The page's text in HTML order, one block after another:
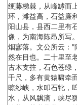
绠藤梯棘，从峰罅而
环，滩益高，石益廉
阳山县，县西二里有
像，为南海陈昂所写
烟寥落。文公所云：
然在目也。二十里至
古木支拄，石色苍绿
千尺，多有黄猿啸牵
晾纱峡，水叩石牝，
水，从风飘滴，峡尽